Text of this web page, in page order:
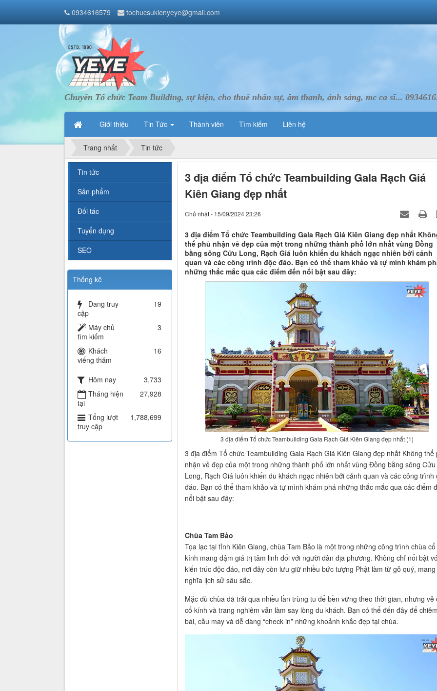
0934616579 tochucsukienyeye@gmail.com
Chuyên Tổ chức Team Building, sự kiện, cho thuê nhân sự, âm thanh, ánh sáng, mc ca sĩ...
Giới thiệu Tin Tức Thành viên Tìm kiếm Liên hệ
Trang nhất Tin tức
3 địa điểm Tổ chức Teambuilding Gala Rạch Giá
Kiên Giang đẹp nhất
Chủ nhật - 15/09/2024 23:26
3 địa điểm Tổ chức Teambuilding Gala Rạch Giá Kiên Giang đẹp nhất
thể phủ nhận vẻ đẹp của một trong những thành phố lớn nhất vùng Đồng
bằng sông Cửu Long, Rạch Giá luôn khiến du khách ngạc nhiên bởi cảnh
quan và các công trình độc đáo. Bạn có thể tham khảo và tự mình khám
những thắc mắc qua các điểm đến nổi bật sau đây:
3 địa điểm Tổ chức Teambuilding Gala Rạch Giá Kiên Giang đẹp nhất (1)
3 địa điểm Tổ chức Teambuilding Gala Rạch Giá Kiên Giang đẹp nhất Không thể
nhận vẻ đẹp của một trong những thành phố lớn nhất vùng Đồng bằng sông Cửu
Long, Rạch Giá luôn khiến du khách ngạc nhiên bởi cảnh quan và các công trình
đáo. Bạn có thể tham khảo và tự mình khám phá những thắc mắc qua các điểm
nổi bật sau đây:
Chùa Tam Bảo
Tọa lạc tại tỉnh Kiên Giang, chùa Tam Bảo là một trong những công trình chùa cổ
kính mang đậm giá trị tâm linh đối với người dân địa phương. Không chỉ nổi bật
kiến trúc độc đáo, nơi đây còn lưu giữ nhiều bức tượng Phật làm từ gỗ quý, mang
nghĩa lịch sử sâu sắc.
Mặc dù chùa đã trải qua nhiều lần trùng tu để bền vững theo thời gian, nhưng vẻ
cổ kính và trang nghiêm vẫn làm say lòng du khách. Bạn có thể đến đây để
bái, cầu may và dễ dàng “check in” những khoảnh khắc đẹp tại chùa.
Tin tức
Sản phẩm
Đối tác
Tuyển dụng
SEO
Thống kê
Đang truy
cập
19
Máy chủ
tìm kiếm
3
Khách
viếng thăm
16
Hôm nay
3,733
Tháng hiện
tại
27,928
Tổng lượt
truy cập
1,788,699